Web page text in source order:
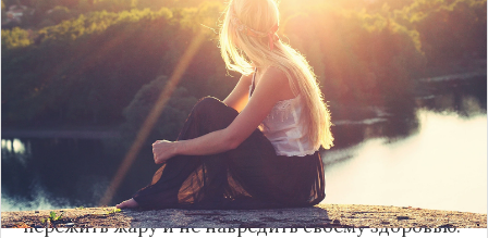
ВМосквеи области в начале июля установилась
аномальная жара, а второго числа в столице
будет побит температурный рекорд последних
134 лет. Ожидается, что столбики термометров
превысят отметку в 33 градуса, и такая погода
продержится до выходных. Тем, кто останется на
это время в городе, не позавидуешь. Однако есть
несколько рекомендаций, которые помогут
пережить жару и не навредить своему здоровью.